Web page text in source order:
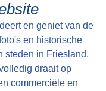
en geniet van de
en historische
steden in Friesland.
draait op
commerciële en